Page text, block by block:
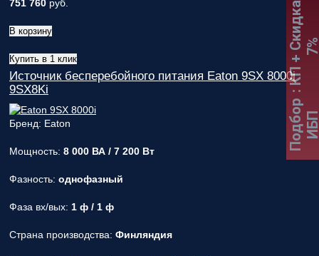
751 760 руб.
В корзину
Купить в 1 клик
Источник бесперебойного питания Eaton 9SX 8000i
9SX8Ki
Бренд: Eaton
Мощность: 8 000 ВА / 7 200 Вт
Фазность: однофазный
Фаза вх/вых: 1 ф / 1 ф
Страна производства: Финляндия
Подбор
:
К
П
+
С
к
и
д
к
а
7